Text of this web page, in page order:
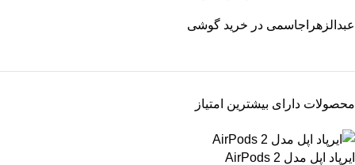
عبدالزهراجاسمی در خرید گوشی
محصولات دارای بیشترین امتیاز
ایرپاد اپل مدل AirPods 2